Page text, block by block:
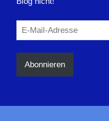
E-
Mail-
Adresse
Abonnieren